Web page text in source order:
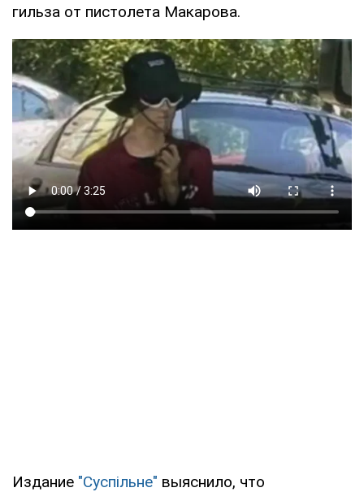
гильза от пистолета Макарова.
Издание "Суспільне" выяснило, что